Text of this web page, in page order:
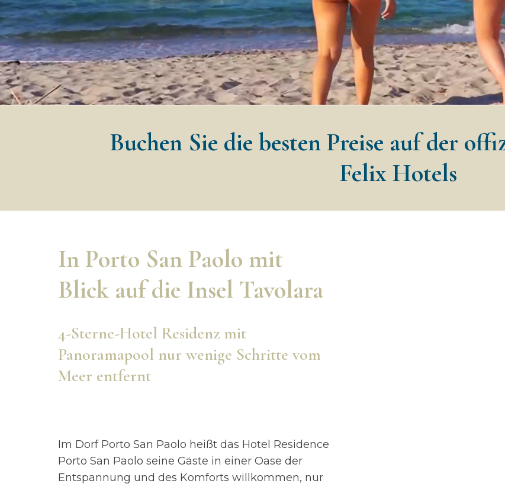
Buchen Sie die besten Preise auf der
Felix Hotels
In Porto San Paolo mit
Blick auf die Insel Tavolara
4-Sterne-Hotel Residenz mit
Panoramapool nur wenige Schritte vom
Meer entfernt
Im Dorf Porto San Paolo heißt das Hotel Residence
Porto San Paolo seine Gäste in einer Oase der
Entspannung und des Komforts willkommen, nur